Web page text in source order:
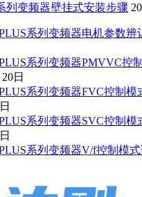
列变频器壁挂式安装步骤
系列变频器电机参数辨
系列变频器PMVVC控
日
系列变频器FVC控制模
系列变频器SVC控制模
系列变频器V/f控制模